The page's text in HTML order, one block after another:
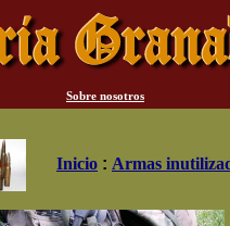
Sobre nosotros
Inicio : Armas